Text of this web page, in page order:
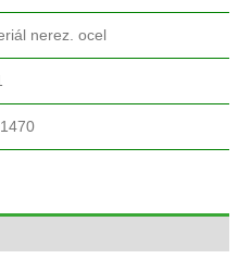
nerez. ocel